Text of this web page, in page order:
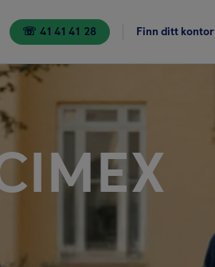
☏ 41 41 41 28 Finn ditt kontor